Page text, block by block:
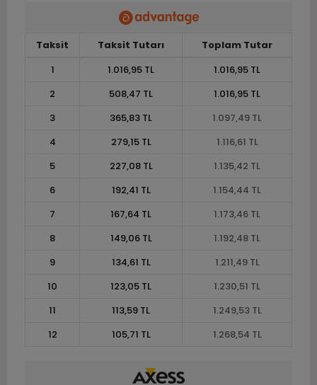
Taksit Taksit Tutarı
Toplam Tutar
1
1.016,95 TL
1.016,95 TL
2
508,47 TL
1.016,95 TL
3
365,83 TL
1.097,49 TL
4
279,15 TL
1.116,61 TL
5
227,08 TL
1.135,42 TL
6
192,41 TL
1.154,44 TL
7
167,64 TL
1.173,46 TL
8
149,06 TL
1.192,48 TL
9
134,61 TL
1.211,49 TL
10
123,05 TL
1.230,51 TL
11
113,59 TL
1.249,53 TL
12
105,71 TL 1.268,54 TL